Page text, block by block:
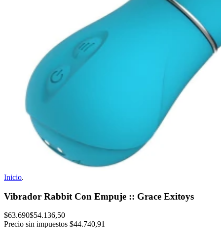
Inicio.
Vibrador Rabbit Con Empuje :: Grace Exitoys
$63.690$54.136,50
Precio sin impuestos $44.740,91